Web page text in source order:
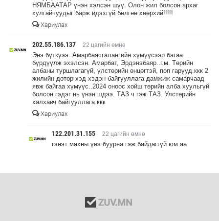
НЯМБААТАР үнэн хэлсэн шүү. Олон жил болсон архаг
хулгайчуудыг барж идэхгүй бөлгөө хөөрхий!!!!!
Хариулах
202.55.186.137 22 цагийн өмнө
Энэ бүткүээ. Амарбаясгалангийн хүмүүсээр багаа
бүрдүүлж эхэлсэн. Амарбат, Эрдэнэбаяр..г.м. Төрийн
албаны туршлагагүй, улстөрийн өнцөгтэй, поп гарууд.ккк 2
жилийн дотор хэд хэдэн байгууллага дамжиж самарчаад
явж байгаа хүмүүс..2024 оноос хойш төрийн алба хуульгүй
болсон гэдэг нь үнэн шдээ. ТАЗ ч гэж ТАЗ. Улстөрийн
халхавч байгууллага.ккк
Хариулах
122.201.31.155 22 цагийн өмнө
гэнэт махны үнэ буурна гэж байдаггүй юм аа